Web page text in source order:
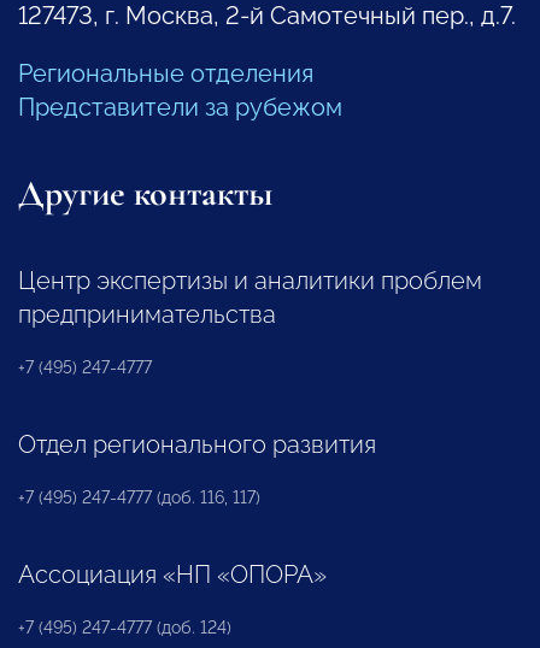
127473, г. Москва, 2-й Самотечный пер., д.7.
Региональные отделения
Представители за рубежом
Другие контакты
Центр экспертизы и аналитики проблем
предпринимательства
+7 (495) 247-4777
Отдел регионального развития
+7 (495) 247-4777 (доб. 116, 117)
Ассоциация «НП «ОПОРА»
+7 (495) 247-4777 (доб. 124)